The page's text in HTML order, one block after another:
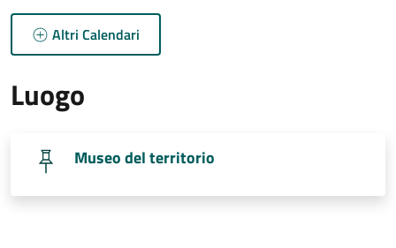
Altri Calendari
Luogo
Museo del territorio